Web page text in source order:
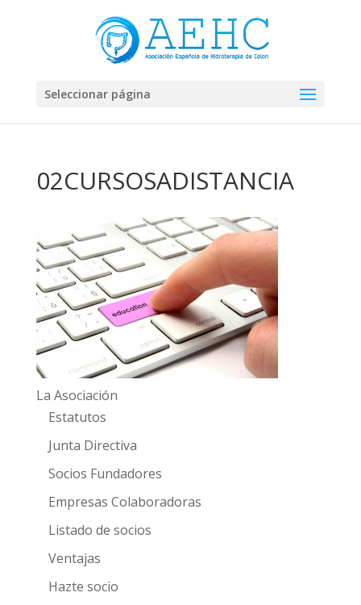
Seleccionar página
02CURSOSADISTANCIA
La Asociación
Estatutos
Junta Directiva
Socios Fundadores
Empresas Colaboradoras
Listado de socios
Ventajas
Hazte socio